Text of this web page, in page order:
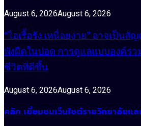
August 6, 2026August 6, 2026
“ไอเรื้อรัง เหนื่อยง่าย” อาจเป็น
พังผืดในปอด การดูแลแบบองค์ร
ชีวิตที่ดีขึ้น
August 6, 2026August 6, 2026
คลิก เยี่ยมชมเว็บไซต์ราชวิทยาลัยแ